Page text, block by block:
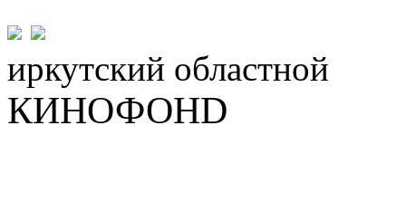
иркутский областной
КИНОФОНD